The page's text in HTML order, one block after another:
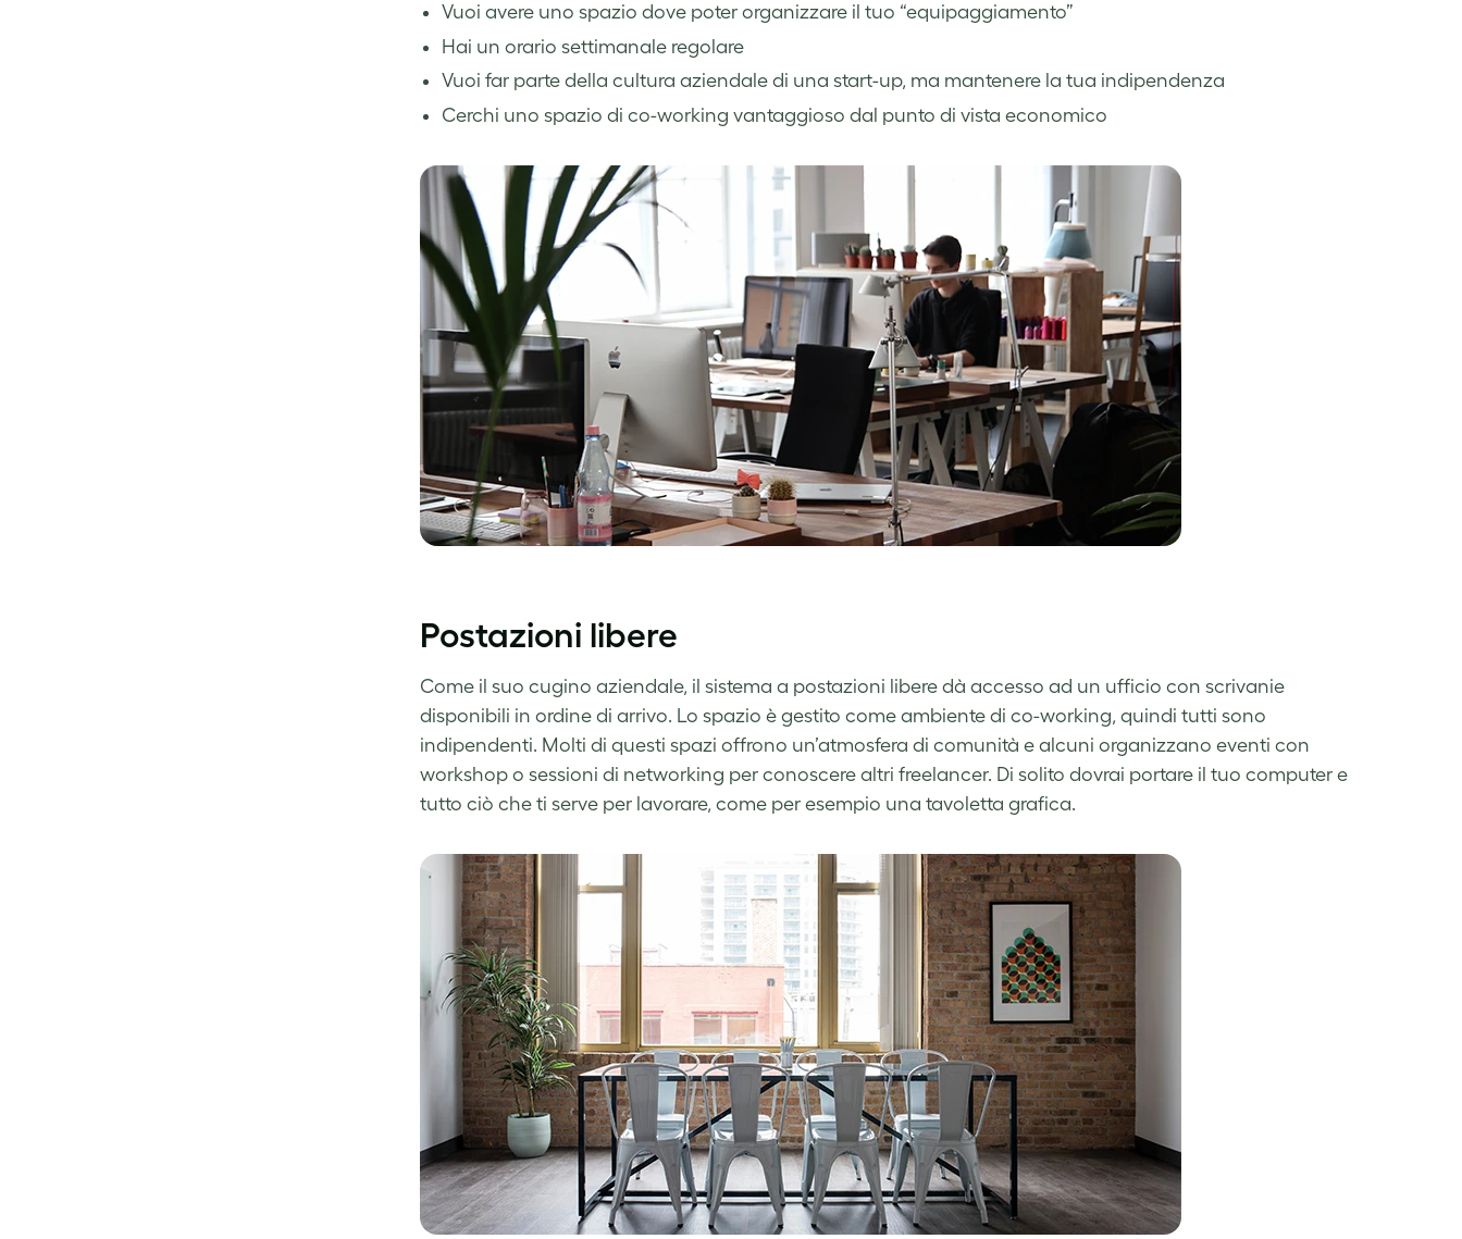
Vuoi avere uno spazio dove poter organizzare il tuo “equipaggiamento”
Hai un orario settimanale regolare
Vuoi far parte della cultura aziendale di una start-up, ma mantenere la tua indipendenza
Cerchi uno spazio di co-working vantaggioso dal punto di vista economico
Postazioni libere
Come il suo cugino aziendale, il sistema a postazioni libere dà accesso ad un ufficio con scrivanie
disponibili in ordine di arrivo. Lo spazio è gestito come ambiente di co-working, quindi tutti sono
indipendenti. Molti di questi spazi offrono un’atmosfera di comunità e alcuni organizzano eventi con
workshop o sessioni di networking per conoscere altri freelancer. Di solito dovrai portare il tuo computer e
tutto ciò che ti serve per lavorare, come per esempio una tavoletta grafica.